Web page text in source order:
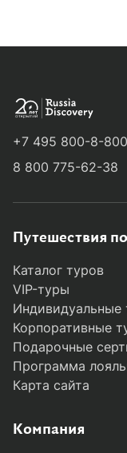
+7 495 800-8-800
8 800 775-62-38
Путешествия
Каталог туров
VIP-туры
Индивидуальные
Корпоративные
Подарочные
Программа
Карта сайта
Компания